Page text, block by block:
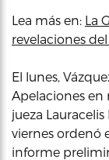
Lea más en: La
revelaciones
El lunes,
Apelaciones en
jueza
viernes ordenó
informe